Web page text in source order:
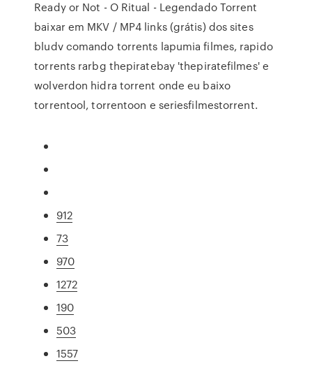
Ready or Not - O Ritual - Legendado Torrent
baixar em MKV / MP4 links (grátis) dos sites
bludv comando torrents lapumia filmes, rapido
torrents rarbg thepiratebay 'thepiratefilmes' e
wolverdon hidra torrent onde eu baixo
torrentool, torrentoon e seriesfilmestorrent.
912
73
970
1272
190
503
1557